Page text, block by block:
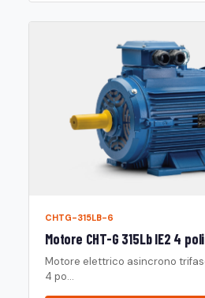
CHTG-315LB-6
Motore CHT-G 315Lb IE2 4 poli
Motore elettrico asincrono
4 po...